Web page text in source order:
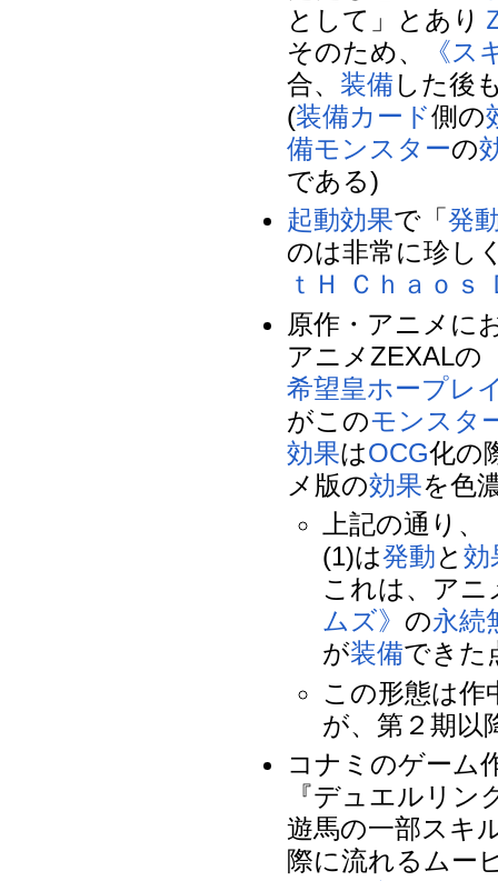
として」とあり
そのため、
《ス
合、 装備 した後
(装備カード側の
備モンスターの
である)
起動効果で「発
のは非常に珍し
ｔＨ Ｃｈａｏｓ
原作・アニメに
アニメZEXALの
希望皇ホープレ
がこのモンスタ
効果はOCG化の
メ版の効果を色
上記の通り、
(1)は発動と効
これは、アニ
ムズ》 の永続
が装備できた
この形態は作
が、第２期以
コナミのゲーム
『デュエルリン
遊馬の一部スキ
際に流れるムー